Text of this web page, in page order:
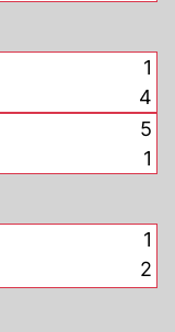
1
4
5
1
1
2